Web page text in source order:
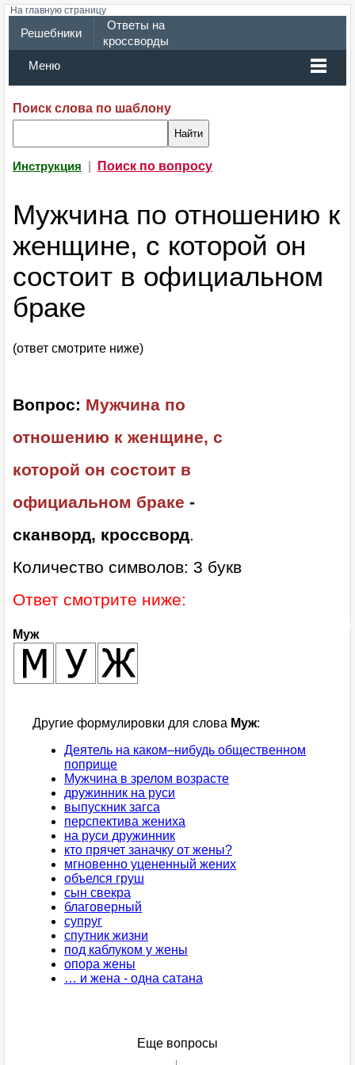
На главную страницу
Решебники
Ответы на
кроссворды
Меню
Поиск слова по шаблону
Инструкция Поиск по вопросу
Мужчина по отношению к
женщине, с которой он
состоит в официальном
браке
(ответ смотрите ниже)
Вопрос: Мужчина по
отношению к женщине, с
которой он состоит в
официальном браке -
сканворд, кроссворд.
Количество символов: 3 букв
Ответ смотрите ниже:
Муж
Другие формулировки для слова Муж:
Деятель на каком–нибудь общественном
поприще
Мужчина в зрелом возрасте
дружинник на руси
выпускник загса
перспектива жениха
на руси дружинник
кто прячет заначку от жены?
мгновенно уцененный жених
объелся груш
сын свекра
благоверный
супруг
спутник жизни
под каблуком у жены
опора жены
… и жена - одна сатана
Еще вопросы